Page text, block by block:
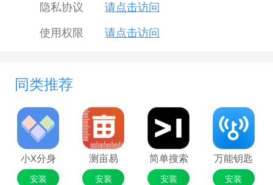
隐私协议
请点击访问
使用权限
请点击访问
同类推荐
小X分身
安装
测亩易
安装
简单搜索
安装
万能钥匙
安装